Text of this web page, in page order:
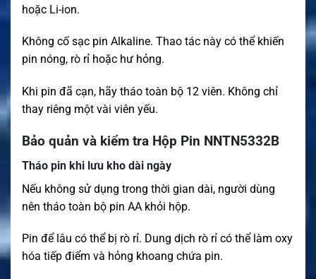
hoặc Li-ion.
Không cố sạc pin Alkaline. Thao tác này có thể khiến
pin nóng, rò rỉ hoặc hư hỏng.
Khi pin đã cạn, hãy tháo toàn bộ 12 viên. Không chỉ
thay riêng một vài viên yếu.
Bảo quản và kiểm tra Hộp Pin NNTN5332B
Tháo pin khi lưu kho dài ngày
Nếu không sử dụng trong thời gian dài, người dùng
nên tháo toàn bộ pin AA khỏi hộp.
Pin để lâu có thể bị rò rỉ. Dung dịch rò rỉ có thể làm oxy
hóa tiếp điểm và hỏng khoang chứa pin.